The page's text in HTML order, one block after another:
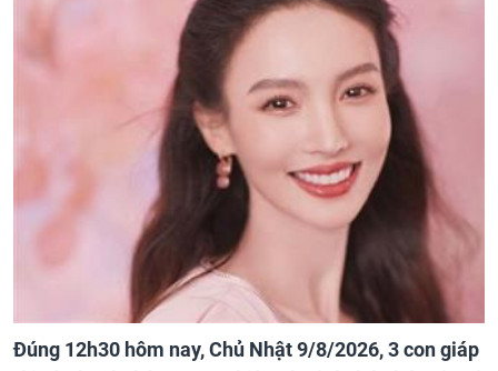
Đúng 12h30 hôm nay, Chủ Nhật 9/8/2026, 3 con giáp